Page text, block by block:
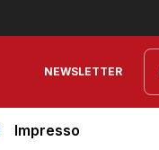
NEWSLETTER
Impresso